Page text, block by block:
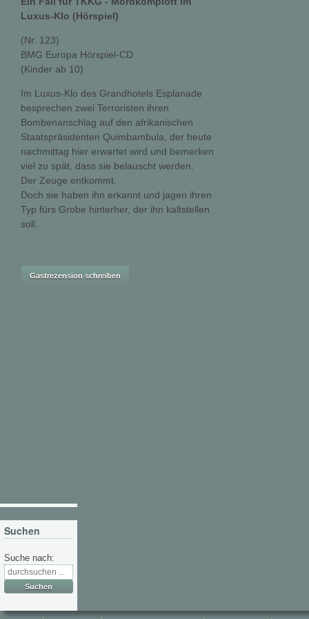
Luxus-Klo (Hörspiel)
(Nr. 123)
BMG Europa Hörspiel-CD
(Kinder ab 10)
Im Luxus-Klo des Grandhotels Esplanade
besprechen zwei Terroristen ihren
Bombenanschlag auf den afrikanischen
Staatspräsidenten Quimbambula, der heute
nachmittag hier erwartet wird und bemerken
viel zu spät, dass sie belauscht werden.
Der Zeuge entkommt.
Doch sie haben ihn erkannt und jagen ihren
Typ fürs Grobe hinterher, der ihn kaltstellen
soll.
Suchen
Suche nach: